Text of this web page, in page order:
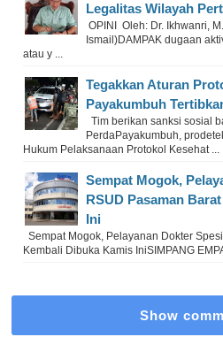
Legalitas Wilayah
OPINI Oleh: Dr. Ikhwanri,
Ismail)DAMPAK dugaan
atau y ...
Tegakkan Aturan
Payakumbuh
Tim berikan sanksi sosial
PerdaPayakumbuh,
Hukum Pelaksanaan Protokol Kesehat ...
Sempat Mogok,
RSUD Pasaman
Ini
Sempat Mogok, Pelayanan Dokter
Kembali Dibuka Kamis IniSIMPANG
Show